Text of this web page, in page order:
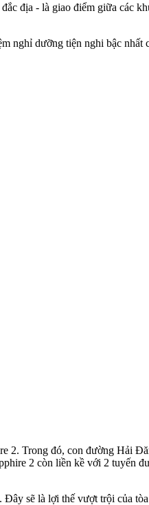
địa - là giao điểm giữa các
nghỉ dưỡng tiện nghi bậc
2. Trong đó, con đường Hải
2 còn liền kề với 2 tuyến
sẽ là lợi thế vượt trội của